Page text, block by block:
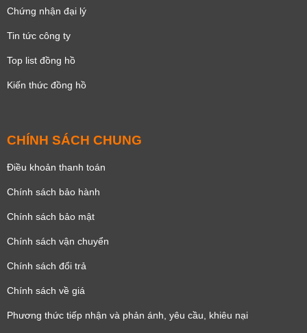
Chứng nhận đại lý
Tin tức công ty
Top list đồng hồ
Kiến thức đồng hồ
CHÍNH SÁCH CHUNG
Điều khoản thanh toán
Chính sách bảo hành
Chính sách bảo mật
Chính sách vận chuyển
Chính sách đổi trả
Chính sách về giá
Phương thức tiếp nhận và phản ánh, yêu cầu, khiêu nại